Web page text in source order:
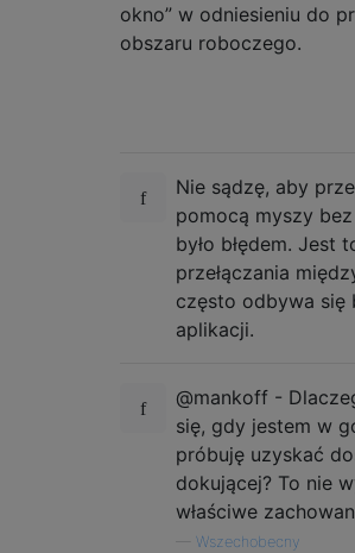
okno” w odniesieniu do
obszaru roboczego.
Nie sądzę, aby
pomocą myszy
było błędem. Jest
przełączania
często odbywa się
aplikacji.
@mankoff -
się, gdy jestem w
próbuję uzyskać
dokującej? To nie
właściwe
Wszechobecny